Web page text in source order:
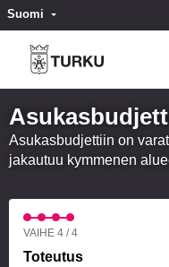
Suomi Valitse kieli
Asukasbudjettiin on
jakautuu kymmenen
VAIHE 4 / 4
Toteutus